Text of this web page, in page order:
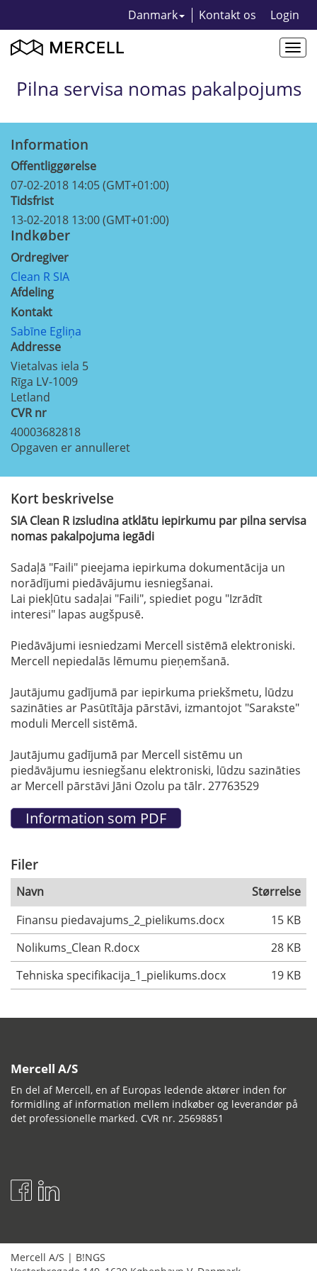
Danmark Kontakt os Login
Pilna servisa nomas pakalpojums
Information
Offentliggørelse
07-02-2018 14:05 (GMT+01:00)
Tidsfrist
13-02-2018 13:00 (GMT+01:00)
Indkøber
Ordregiver
Clean R SIA
Afdeling
Kontakt
Sabīne Egliņa
Addresse
Vietalvas iela 5
Rīga LV-1009
Letland
CVR nr
40003682818
Opgaven er annulleret
Kort beskrivelse
SIA Clean R izsludina atklātu iepirkumu par pilna servisa
nomas pakalpojuma iegādi
Sadaļā "Faili" pieejama iepirkuma dokumentācija un
norādījumi piedāvājumu iesniegšanai.
Lai piekļūtu sadaļai "Faili", spiediet pogu "Izrādīt
interesi" lapas augšpusē.
Piedāvājumi iesniedzami Mercell sistēmā elektroniski.
Mercell nepiedalās lēmumu pieņemšanā.
Jautājumu gadījumā par iepirkuma priekšmetu, lūdzu
sazināties ar Pasūtītāja pārstāvi, izmantojot "Sarakste"
moduli Mercell sistēmā.
Jautājumu gadījumā par Mercell sistēmu un
piedāvājumu iesniegšanu elektroniski, lūdzu sazināties
ar Mercell pārstāvi Jāni Ozolu pa tālr. 27763529
Filer
Navn
Størrelse
Finansu piedavajums_2_pielikums.docx
15 KB
Nolikums_Clean R.docx
28 KB
Tehniska specifikacija_1_pielikums.docx
19 KB
Mercell A/S
En del af Mercell, en af Europas ledende aktører inden for
formidling af information mellem indkøber og leverandør på
det professionelle marked. CVR nr. 25698851
Mercell A/S | B!NGS